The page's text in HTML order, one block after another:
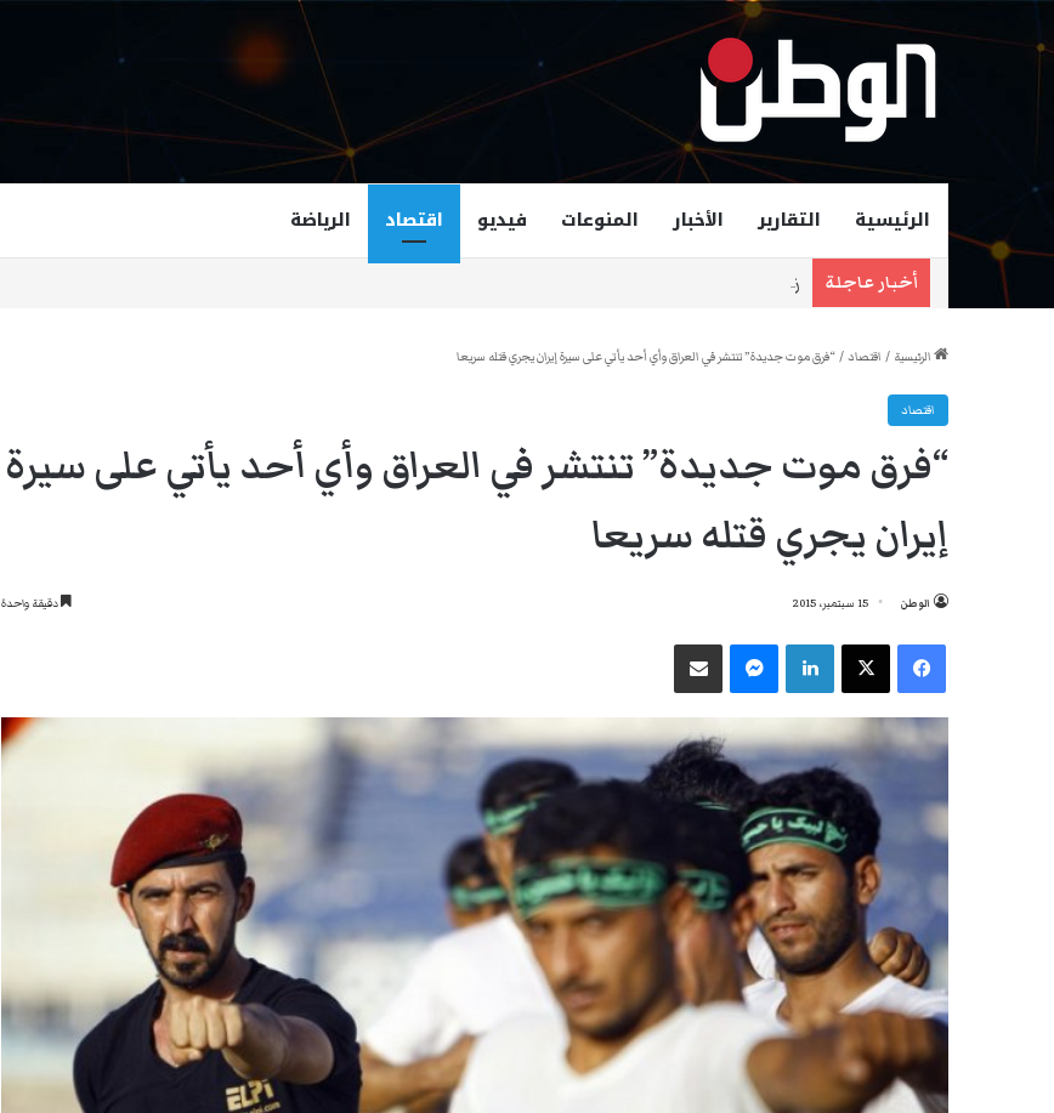
الرئيسية التقارير الأخبار المنوعات فيديو اقتصاد الرياضة
أخبار عاجلة زهران ممداني عمدة لمدينة نيويورك وغزالة هاشمي أول مسلمة نائبة لحاكم فرجينيا
الرئيسية / اقتصاد/“فرق موت جديدة” تنتشر في العراق وأي أحد يأتي على سيرة إيران يجري قتله سريعا
اقتصاد
“فرق موت جديدة” تنتشر في العراق وأي أحد يأتي على سيرة
إيران يجري قتله سريعا
الوطن 15 سبتمبر، 2015 دقيقة واحدة
فيسبوك ‫X لينكدإن ماسنجر مشاركة عبر البريد